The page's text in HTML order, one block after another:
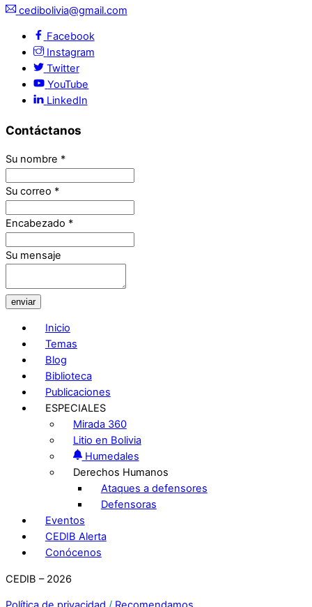
cedibolivia@gmail.com
Facebook
Instagram
Twitter
YouTube
LinkedIn
Contáctanos
Su nombre *
Su correo *
Encabezado *
Su mensaje
enviar
Inicio
Temas
Blog
Biblioteca
Publicaciones
ESPECIALES
Mirada 360
Litio en Bolivia
Humedales
Derechos Humanos
Ataques a defensores
Defensoras
Eventos
CEDIB Alerta
Conócenos
CEDIB – 2026